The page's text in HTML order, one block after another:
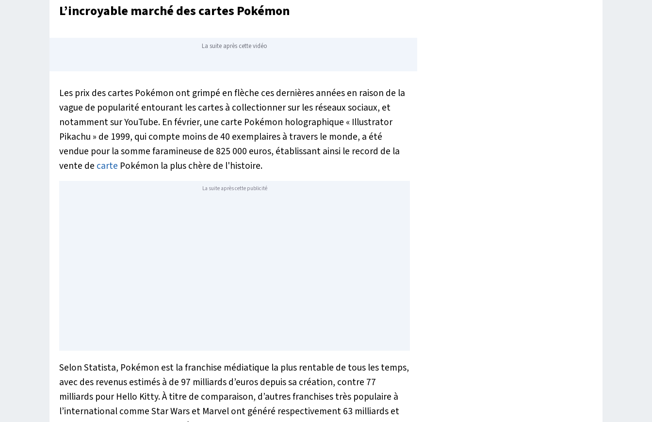
L’incroyable marché des cartes Pokémon
La suite après cette vidéo
Les prix des cartes Pokémon ont grimpé en flèche ces dernières années en raison de la
vague de popularité entourant les cartes à collectionner sur les réseaux sociaux, et
notamment sur YouTube. En février, une carte Pokémon holographique « Illustrator
Pikachu » de 1999, qui compte moins de 40 exemplaires à travers le monde, a été
vendue pour la somme faramineuse de 825 000 euros, établissant ainsi le record de la
vente de carte Pokémon la plus chère de l'histoire.
La suite après cette publicité
Selon Statista, Pokémon est la franchise médiatique la plus rentable de tous les temps,
avec des revenus estimés à de 97 milliards d’euros depuis sa création, contre 77
milliards pour Hello Kitty. À titre de comparaison, d’autres franchises très populaire à
l’international comme Star Wars et Marvel ont généré respectivement 63 milliards et